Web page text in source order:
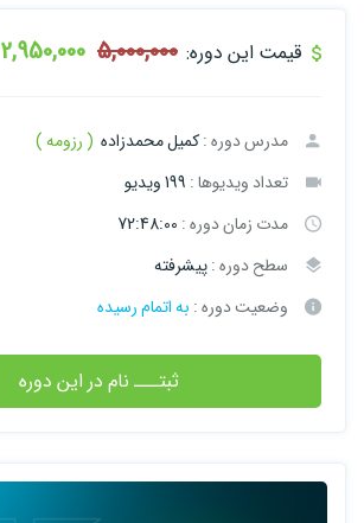
قیمت این دوره: 5,000,000
2,950,000
مدرس دوره :کمیل محمدزاده ( رزومه )
تعداد ویدیوها : 199 ویدیو
مدت زمان دوره : 72:48:00
سطح دوره :پیشرفته
وضعیت دوره : به اتمام رسیده
ثبتـــ نام در این دوره